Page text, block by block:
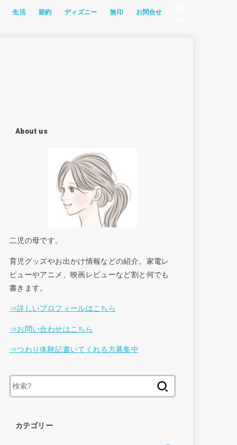
生活 節約 ディズニー 無印 お問合せ
About us
二児の母です。
育児グッズやお出かけ情報などの紹介。家電レ
ビューやアニメ、映画レビューなど割と何でも
書きます。
⇒詳しいプロフィールはこちら
⇒お問い合わせはこちら
⇒つわり体験記書いてくれる方募集中
索
カテゴリー